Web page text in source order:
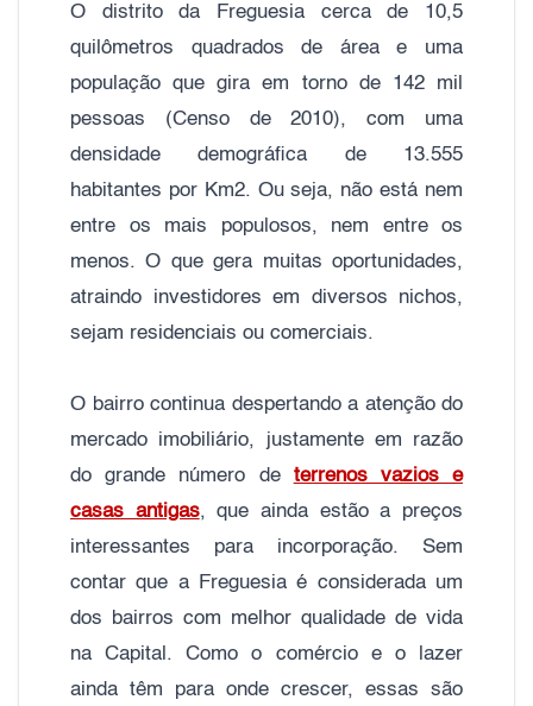
O distrito da Freguesia cerca de 10,5
quilômetros quadrados de área e uma
população que gira em torno de 142 mil
pessoas (Censo de 2010), com uma
densidade demográfica de 13.555
habitantes por Km2. Ou seja, não está nem
entre os mais populosos, nem entre os
menos. O que gera muitas oportunidades,
atraindo investidores em diversos nichos,
sejam residenciais ou comerciais.
O bairro continua despertando a atenção do
mercado imobiliário, justamente em razão
do grande número de terrenos vazios e
casas antigas, que ainda estão a preços
interessantes para incorporação. Sem
contar que a Freguesia é considerada um
dos bairros com melhor qualidade de vida
na Capital. Como o comércio e o lazer
ainda têm para onde crescer, essas são